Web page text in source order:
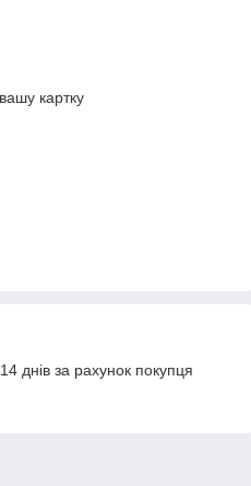
картку
днів за рахунок покупця